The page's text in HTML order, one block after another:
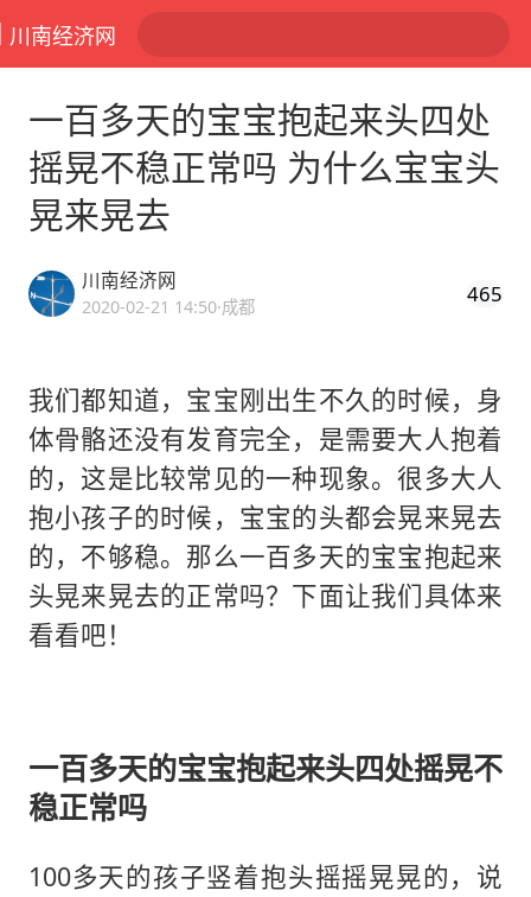
川南经济网
一百多天的宝宝抱起来头四处
摇晃不稳正常吗 为什么宝宝头
晃来晃去
川南经济网
2020-02-21 14:50·成都 465
我们都知道，宝宝刚出生不久的时候，身
体骨骼还没有发育完全，是需要大人抱着
的，这是比较常见的一种现象。很多大人
抱小孩子的时候，宝宝的头都会晃来晃去
的，不够稳。那么一百多天的宝宝抱起来
头晃来晃去的正常吗？下面让我们具体来
看看吧！
一百多天的宝宝抱起来头四处摇晃不
稳正常吗
100多天的孩子竖着抱头摇摇晃晃的，说